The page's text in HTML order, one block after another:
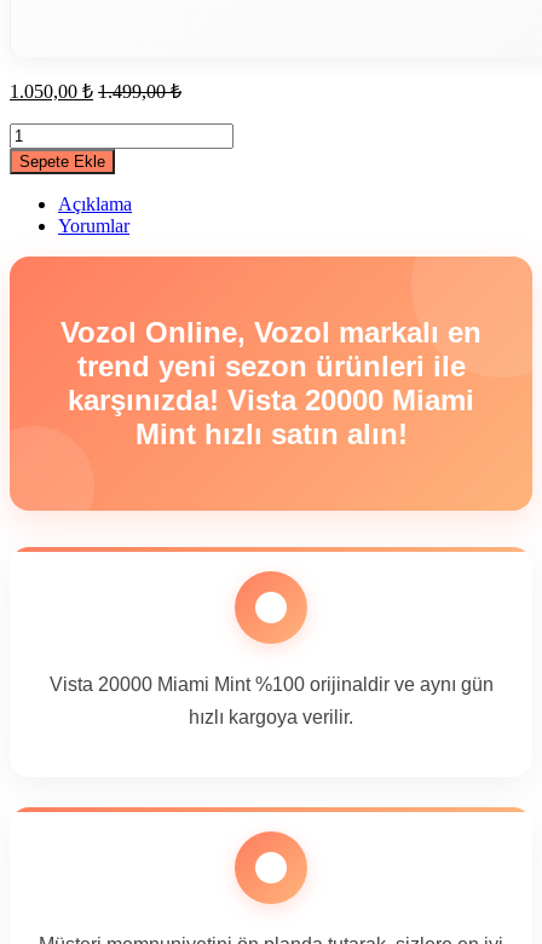
1.050,00 ₺ 1.499,00₺
Vista
20000
Miami
Mint
quantity
Sepete Ekle
Açıklama
Yorumlar
Vozol Online, Vozol markalı en
trend yeni sezon ürünleri ile
karşınızda! Vista 20000 Miami
Mint hızlı satın alın!
Vista 20000 Miami Mint %100 orijinaldir ve aynı gün
hızlı kargoya verilir.